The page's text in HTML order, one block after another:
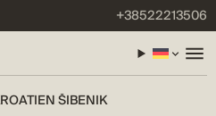
+38522213506
ŠIBENIK